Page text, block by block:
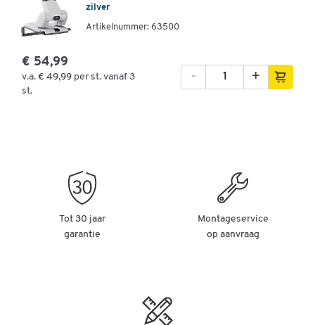
zilver
Artikelnummer: 63500
€ 54,99
v.a. € 49,99 per st. vanaf 3
st.
+
-
Tot 30 jaar
garantie
Montageservice
op aanvraag